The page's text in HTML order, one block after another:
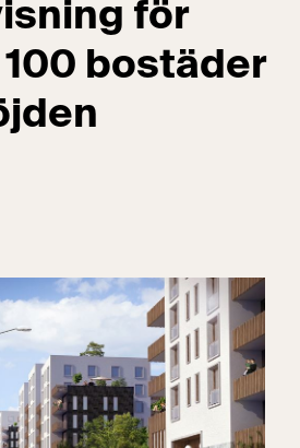
för
bostäder